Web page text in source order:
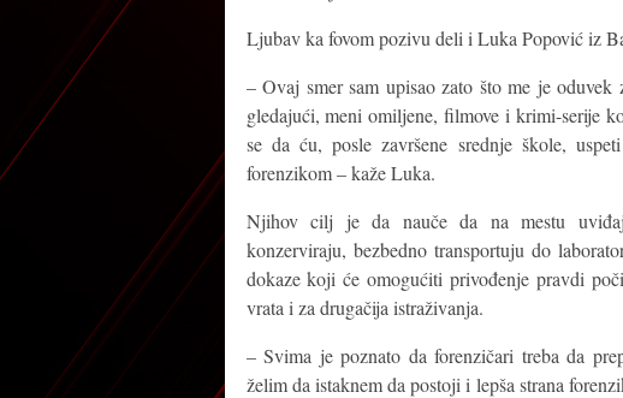
Ljubav ka fovom pozivu deli i Luka Popović iz
– Ovaj smer sam upisao zato što me je
gledajući, meni omiljene, filmove i krimi-serije
se da ću, posle završene srednje škole,
forenzikom – kaže Luka.
Njihov cilj je da nauče da na mestu
konzerviraju, bezbedno transportuju do
dokaze koji će omogućiti privođenje pravdi
vrata i za drugačija istraživanja.
– Svima je poznato da forenzičari treba da
želim da istaknem da postoji i lepša strana